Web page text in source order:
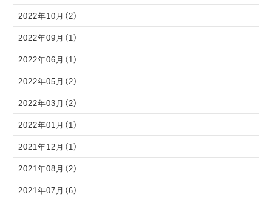
2022年10月（2）
2022年09月（1）
2022年06月（1）
2022年05月（2）
2022年03月（2）
2022年01月（1）
2021年12月（1）
2021年08月（2）
2021年07月（6）